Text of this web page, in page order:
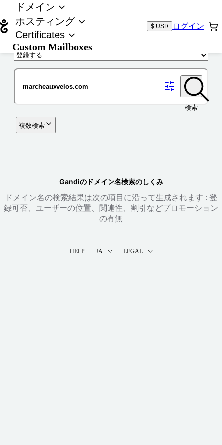
ドメイン
ホスティング
Certificates
Custom Mailboxes
$ USD ログイン
検索
複数検索
Gandiのドメイン名検索のしくみ
ドメイン名の検索結果は次の項目に沿って生成されます : 登
録可否、ユーザーの位置、関連性、割引などプロモーション
の有無
HELP JA LEGAL